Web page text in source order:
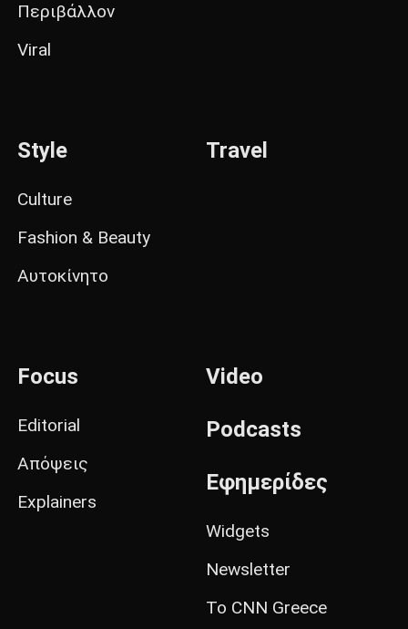
Περιβάλλον
Viral
Style
Culture
Fashion & Beauty
Αυτοκίνητο
Travel
Focus
Editorial
Απόψεις
Explainers
Video
Podcasts
Εφημερίδες
Widgets
Newsletter
Το CNN Greece